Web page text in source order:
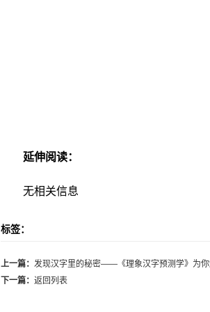
延伸阅读：
无相关信息
标签：
上一篇： 发现汉字里的秘密——《理象汉字预测学》为
下一篇： 返回列表